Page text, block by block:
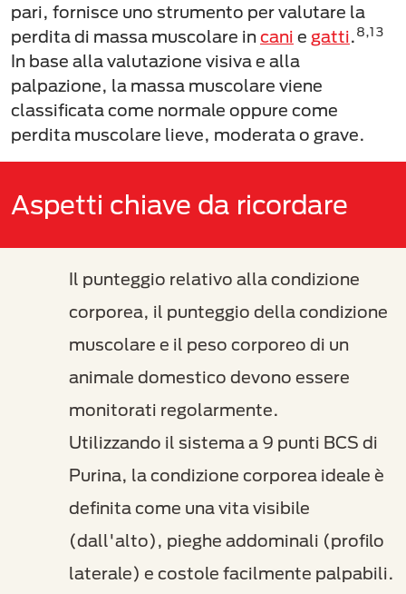
pari, fornisce uno strumento per valutare la
perdita di massa muscolare incani e gatti.8,13
In base alla valutazione visiva e alla
palpazione, la massa muscolare viene
classificata come normale oppure come
perdita muscolare lieve, moderata o grave.
Aspetti chiave da ricordare
Il punteggio relativo alla condizione
corporea, il punteggio della condizione
muscolare e il peso corporeo di un
animale domestico devono essere
monitorati regolarmente.
Utilizzando il sistema a 9 punti BCS di
Purina, la condizione corporea ideale è
definita come una vita visibile
(dall'alto), pieghe addominali (profilo
laterale) e costole facilmente palpabili.